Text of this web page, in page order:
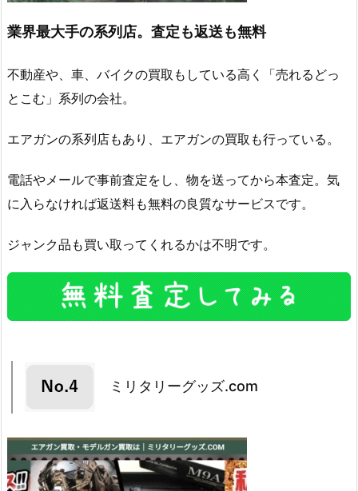
業界最大手の系列店。査定も返送も無料
不動産や、車、バイクの買取もしている高く「売れるどっ
とこむ」系列の会社。
エアガンの系列店もあり、エアガンの買取も行っている。
電話やメールで事前査定をし、物を送ってから本査定。気
に入らなければ返送料も無料の良質なサービスです。
ジャンク品も買い取ってくれるかは不明です。
ミリタリーグッズ.com